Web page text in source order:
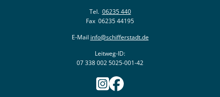
Tel. 06235 440
Fax 06235 44195
E-Mail info@schifferstadt.de
Leitweg-ID:
07 338 002 5025-001-42